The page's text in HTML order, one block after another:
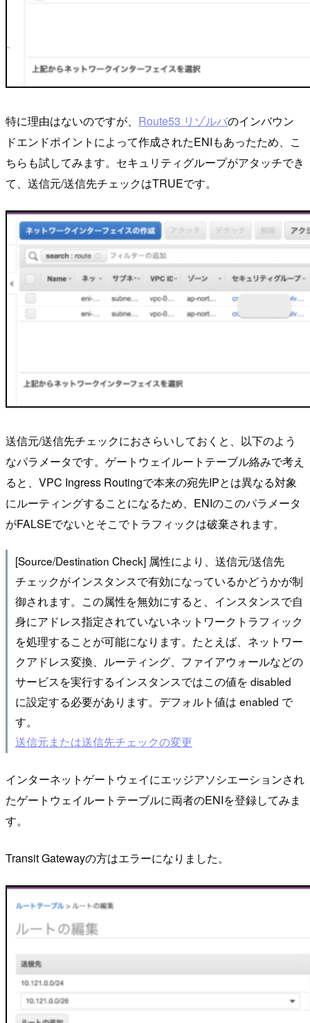
特に理由はないのですが、 Route53 リゾルバのインバウン
ドエンドポイントによって作成されたENIもあったため、こ
ちらも試してみます。セキュリティグループがアタッチでき
て、送信元/送信先チェックはTRUEです。
送信元/送信先チェックにおさらいしておくと、以下のよう
なパラメータです。ゲートウェイルートテーブル絡みで考え
ると、VPC Ingress Routingで本来の宛先IPとは異なる対象
にルーティングすることになるため、ENIのこのパラメータ
がFALSEでないとそこでトラフィックは破棄されます。
[Source/Destination Check] 属性により、送信元/送信先
チェックがインスタンスで有効になっているかどうかが制
御されます。この属性を無効にすると、インスタンスで自
身にアドレス指定されていないネットワークトラフィック
を処理することが可能になります。たとえば、ネットワー
クアドレス変換、ルーティング、ファイアウォールなどの
サービスを実行するインスタンスではこの値を disabled
に設定する必要があります。デフォルト値は enabled で
す。
送信元または送信先チェックの変更
インターネットゲートウェイにエッジアソシエーションされ
たゲートウェイルートテーブルに両者のENIを登録してみま
す。
Transit Gatewayの方はエラーになりました。